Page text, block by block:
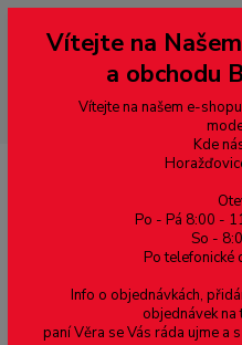
--- pro zákazníky ze Slovenska a
přepněte si e-shop na euro 💶
dobírky – pokud si z nějakého
domluvě zaslána znovu s
případě bude zrušena a účet
Vítejte na
a obchodu
Vítejte na našem e-
Kde
Po - Pá 8:00 -
So -
Po telefonické
Info o objednávkách,
objednávek
paní Věra se Vás ráda ujme a